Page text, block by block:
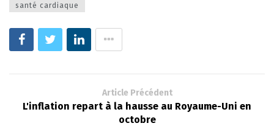
santé cardiaque
Article Précédent
L'inflation repart à la hausse au Royaume-Uni en
octobre